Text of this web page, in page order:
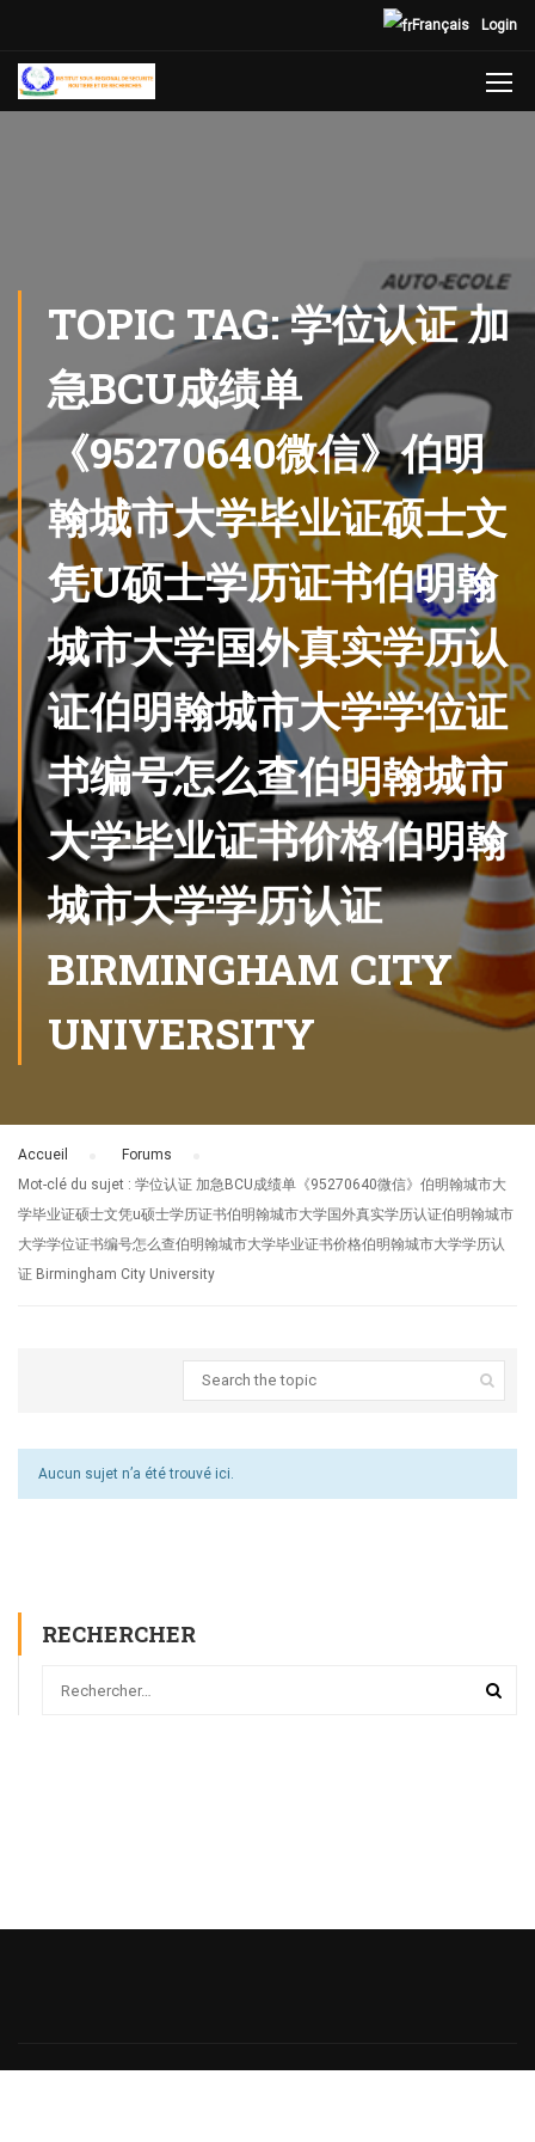
Login
Français
TOPIC TAG: 学位认证 加
急BCU成绩单
《95270640微信》伯明
翰城市大学毕业证硕士文
凭U硕士学历证书伯明翰
城市大学国外真实学历认
证伯明翰城市大学学位证
书编号怎么查伯明翰城市
大学毕业证书价格伯明翰
城市大学学历认证
BIRMINGHAM CITY
UNIVERSITY
Accueil Forums
Mot-clé du sujet : 学位认证 加急BCU成绩单《95270640微信》伯明翰城市大
学毕业证硕士文凭u硕士学历证书伯明翰城市大学国外真实学历认证伯明翰城市
大学学位证书编号怎么查伯明翰城市大学毕业证书价格伯明翰城市大学学历认
证 Birmingham City University
Aucun sujet n’a été trouvé ici.
RECHERCHER